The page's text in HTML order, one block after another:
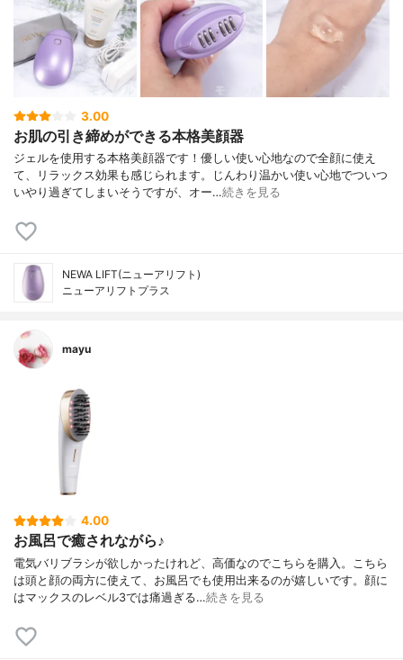
3.00
お肌の引き締めができる本格美顔器
ジェルを使用する本格美顔器です！優しい使い心地なので全顔に使え
て、リラックス効果も感じられます。じんわり温かい使い心地でついつ
いやり過ぎてしまいそうですが、オー…続きを見る
NEWA LIFT(ニューアリフト)
ニューアリフトプラス
mayu
4.00
お風呂で癒されながら♪
電気バリブラシが欲しかったけれど、高価なのでこちらを購入。こちら
は頭と顔の両方に使えて、お風呂でも使用出来るのが嬉しいです。顔に
はマックスのレベル3では痛過ぎる…続きを見る